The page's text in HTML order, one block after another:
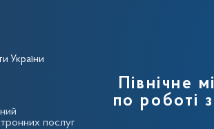
Державної
України
послуг
Північне
по роботі